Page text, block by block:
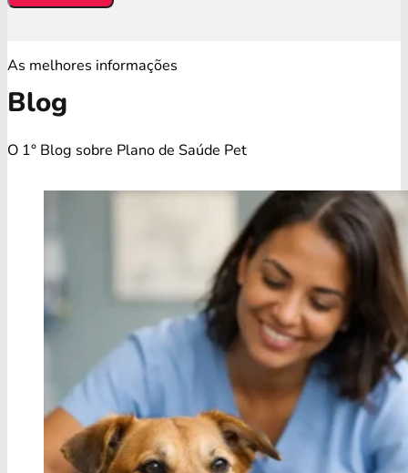
As melhores informações
Blog
O 1° Blog sobre Plano de Saúde Pet